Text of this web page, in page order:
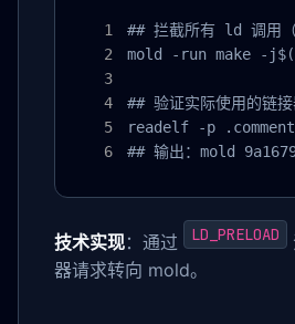
## 拦截所有 ld 调用
mold -run make -
## 验证实际使用的链
readelf -p
## 输出：mold
技术实现：通过 LD_PRELOAD
器请求转向 mold。